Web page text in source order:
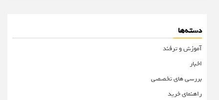
دسته‌ها
آموزش و ترفند
اخبار
بررسی های تخصصی
راهنمای خرید